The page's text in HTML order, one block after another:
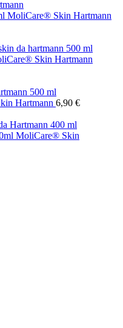
era:
MoliCare® Skin Hartmann
Skin Hartmann
Hartmann 6,90 €
MoliCare® Skin